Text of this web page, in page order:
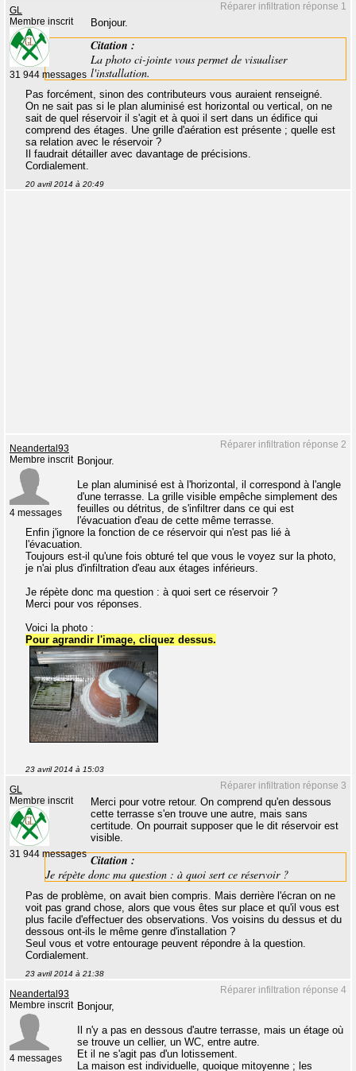
Réparer infiltration réponse 1
GL
Membre inscrit
31 944 messages
Bonjour.
Citation :
La photo ci-jointe vous permet de visualiser
l'installation.
Pas forcément, sinon des contributeurs vous auraient renseigné.
On ne sait pas si le plan aluminisé est horizontal ou vertical, on ne
sait de quel réservoir il s'agit et à quoi il sert dans un édifice qui
comprend des étages. Une grille d'aération est présente ; quelle est
sa relation avec le réservoir ?
Il faudrait détailler avec davantage de précisions.
Cordialement.
20 avril 2014 à 20:49
Réparer infiltration réponse 2
Neandertal93
Membre inscrit
4 messages
Bonjour.
Le plan aluminisé est à l'horizontal, il correspond à l'angle
d'une terrasse. La grille visible empêche simplement des
feuilles ou détritus, de s'infiltrer dans ce qui est
l'évacuation d'eau de cette même terrasse.
Enfin j'ignore la fonction de ce réservoir qui n'est pas lié à
l'évacuation.
Toujours est-il qu'une fois obturé tel que vous le voyez sur la photo,
je n'ai plus d'infiltration d'eau aux étages inférieurs.
Je répète donc ma question : à quoi sert ce réservoir ?
Merci pour vos réponses.
Voici la photo :
Pour agrandir l'image, cliquez dessus.
23 avril 2014 à 15:03
Réparer infiltration réponse 3
GL
Membre inscrit
31 944 messages
Merci pour votre retour. On comprend qu'en dessous
cette terrasse s'en trouve une autre, mais sans
certitude. On pourrait supposer que le dit réservoir est
visible.
Citation :
Je répète donc ma question : à quoi sert ce réservoir ?
Pas de problème, on avait bien compris. Mais derrière l'écran on ne
voit pas grand chose, alors que vous êtes sur place et qu'il vous est
plus facile d'effectuer des observations. Vos voisins du dessus et du
dessous ont-ils le même genre d'installation ?
Seul vous et votre entourage peuvent répondre à la question.
Cordialement.
23 avril 2014 à 21:38
Réparer infiltration réponse 4
Neandertal93
Membre inscrit
4 messages
Bonjour,
Il n'y a pas en dessous d'autre terrasse, mais un étage où
se trouve un cellier, un WC, entre autre.
Et il ne s'agit pas d'un lotissement.
La maison est individuelle, quoique mitoyenne ; les